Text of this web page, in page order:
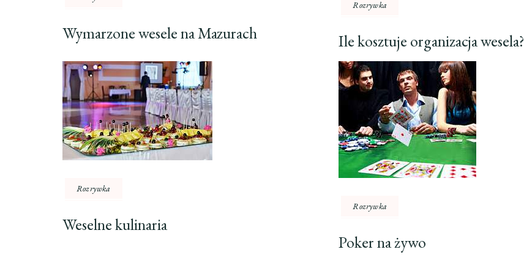
Wymarzone wesele na Mazurach
Rozrywka
Ile kosztuje organizacja wesela?
Rozrywka
Weselne kulinaria
Rozrywka
Poker na żywo